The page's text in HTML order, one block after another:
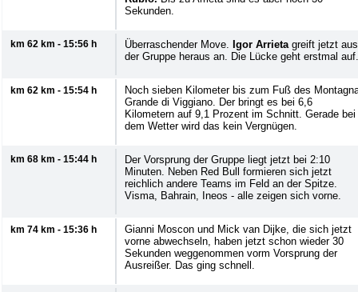
Sekunden.
km 62 km - 15:56 h Überraschender Move. Igor Arrietagreift jetzt aus
der Gruppe heraus an. Die Lücke geht erstmal auf.
km 62 km - 15:54 h
Noch sieben Kilometer bis zum Fuß des
Grande di Viggiano. Der bringt es bei 6,6
Kilometern auf 9,1 Prozent im Schnitt. Gerade bei
dem Wetter wird das kein Vergnügen.
km 68 km - 15:44 h
Der Vorsprung der Gruppe liegt jetzt bei 2:10
Minuten. Neben Red Bull formieren sich jetzt
reichlich andere Teams im Feld an der Spitze.
Visma, Bahrain, Ineos - alle zeigen sich vorne.
km 74 km - 15:36 h
Gianni Moscon und Mick van Dijke, die sich jetzt
vorne abwechseln, haben jetzt schon wieder 30
Sekunden weggenommen vorm Vorsprung der
Ausreißer. Das ging schnell.